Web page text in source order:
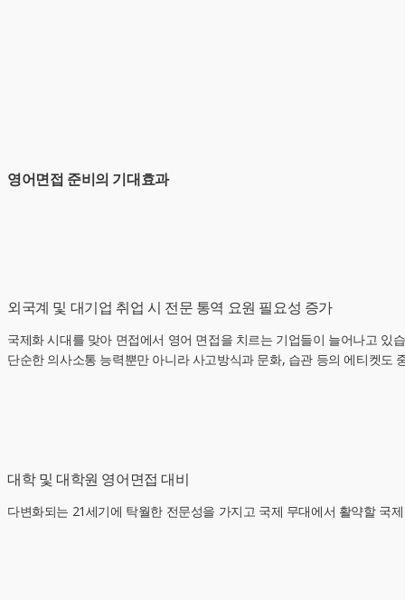
영어면접 준비의 기대효과
외국계 및 대기업 취업 시 전문 통역 요원 필요성 증가
국제화 시대를 맞아 면접에서 영어 면접을 치르는 기업들이 늘어나고 있
단순한 의사소통 능력뿐만 아니라 사고방식과 문화, 습관 등의 에티켓도
대학 및 대학원 영어면접 대비
다변화되는 21세기에 탁월한 전문성을 가지고 국제 무대에서 활약할 국